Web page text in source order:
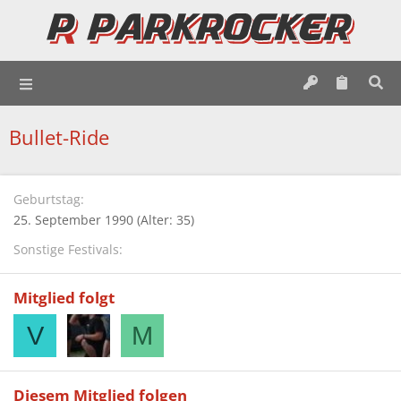
Bullet-Ride
Geburtstag
25. September 1990 (Alter: 35)
Sonstige Festivals
Mitglied folgt
V M
Diesem Mitglied folgen